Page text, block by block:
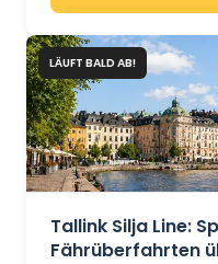
LÄUFT BALD AB!
Tallink Silja Line:
Fährüberfahrten